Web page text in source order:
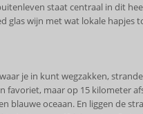
staat centraal in dit
wijn met wat lokale hapjes
je in kunt wegzakken,
maar op 15 kilometer
oceaan. En liggen de